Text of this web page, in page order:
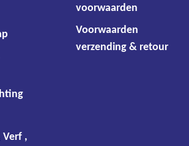
,
voorwaarden
Voorwaarden
verzending & retour